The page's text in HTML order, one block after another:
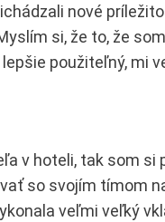
nové
si, že to, že
použiteľný, mi
v hoteli, tak som si
so svojím tímom
veľmi veľký